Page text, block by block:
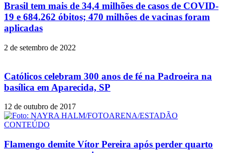
Brasil tem mais de 34,4 milhões de casos de COVID-
19 e 684.262 óbitos; 470 milhões de vacinas foram
aplicadas
2 de setembro de 2022
Católicos celebram 300 anos de fé na Padroeira na
basílica em Aparecida, SP
12 de outubro de 2017
Flamengo demite Vítor Pereira após perder quarto